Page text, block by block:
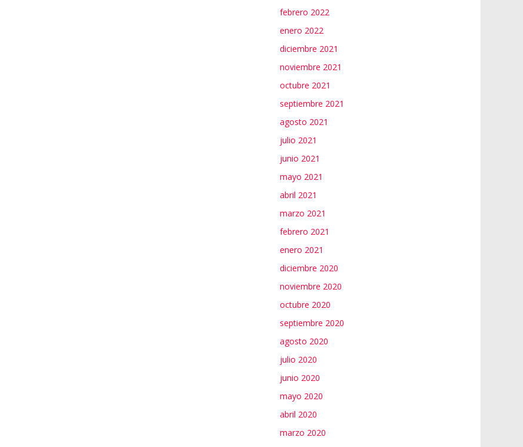
febrero 2022
enero 2022
diciembre 2021
noviembre 2021
octubre 2021
septiembre 2021
agosto 2021
julio 2021
junio 2021
mayo 2021
abril 2021
marzo 2021
febrero 2021
enero 2021
diciembre 2020
noviembre 2020
octubre 2020
septiembre 2020
agosto 2020
julio 2020
junio 2020
mayo 2020
abril 2020
marzo 2020